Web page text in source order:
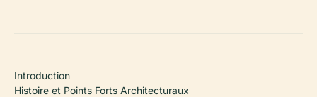
Introduction
Histoire et Points Forts Architecturaux